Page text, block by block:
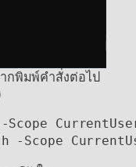
กพิมพ์คำสั่งต่อไป
-Scope